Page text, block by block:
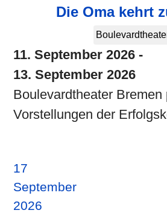
Die Oma kehrt
11. September 2026 -
13. September 2026
Boulevardtheater Bremen
Vorstellungen der
17
September
2026